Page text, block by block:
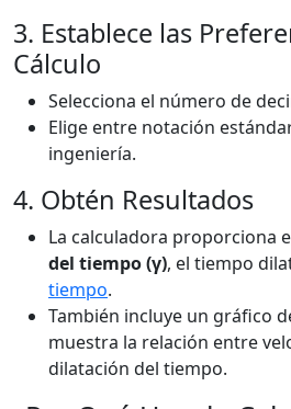
3. Establece las
Cálculo
Selecciona el número de
Elige entre notación
ingeniería.
4. Obtén Resultados
La calculadora proporciona
del tiempo (γ), el tiempo
tiempo.
También incluye un gráfico
muestra la relación entre
dilatación del tiempo.